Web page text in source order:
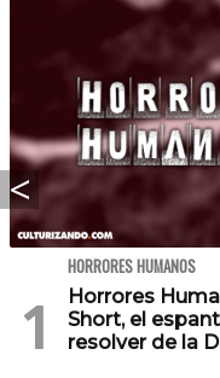
HORRORES HUMANOS
Horrores
Short, el
resolver de la